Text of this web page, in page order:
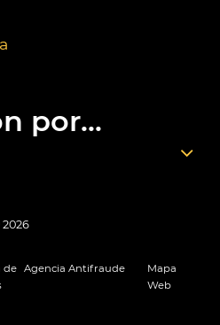
por...
2026
de Agencia Antifraude
Mapa
Web